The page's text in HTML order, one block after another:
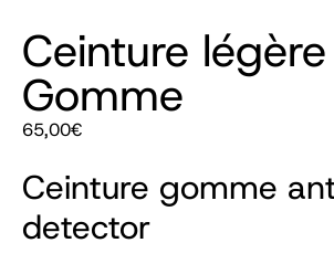
Ceinture
Gomme
65,00€
Ceinture gomme
detector